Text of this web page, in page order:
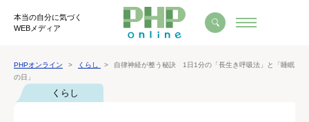
本当の自分に気づく
WEBメディア
PHPオンライン くらし
自律神経が整う秘訣 1日1分の「長生き呼吸法」と「睡眠
の日」
くらし